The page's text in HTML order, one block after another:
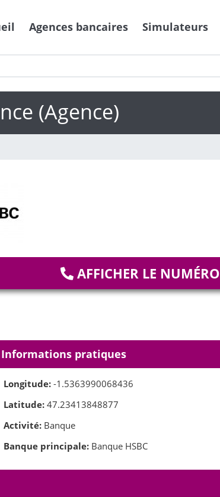
Agences bancaires Simulateurs
(Agence)
AFFICHER LE NUMÉRO
Informations pratiques
Longitude: -1.5363990068436
Latitude: 47.23413848877
Activité: Banque
Banque principale: Banque HSBC